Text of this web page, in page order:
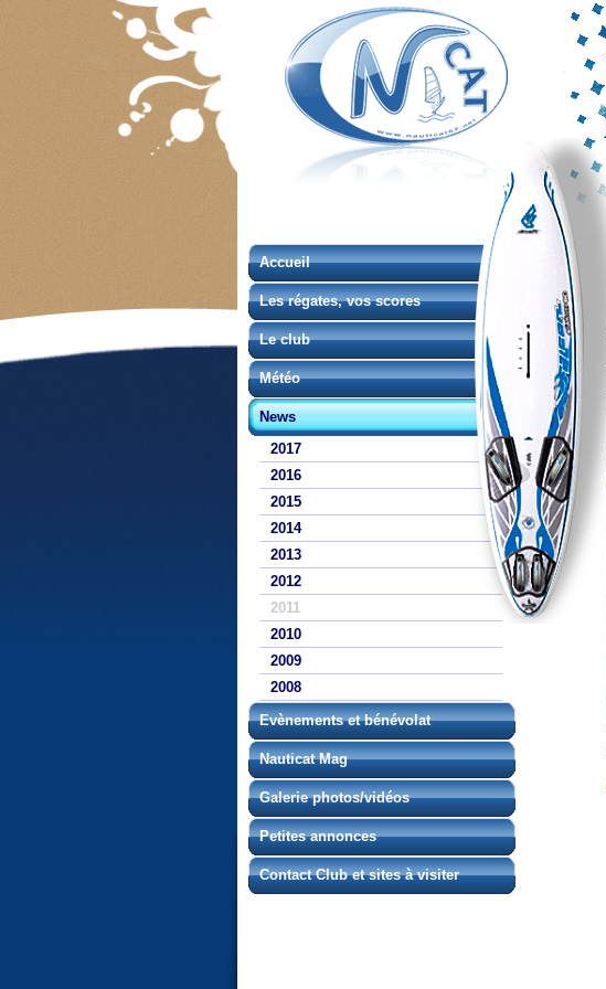
Accueil
Les régates, vos scores
Le club
Météo
News
2017
2016
2015
2014
2013
2012
2011
2010
2009
2008
Evènements et bénévolat
Nauticat Mag
Galerie photos/vidéos
Petites annonces
Contact Club et sites à visiter